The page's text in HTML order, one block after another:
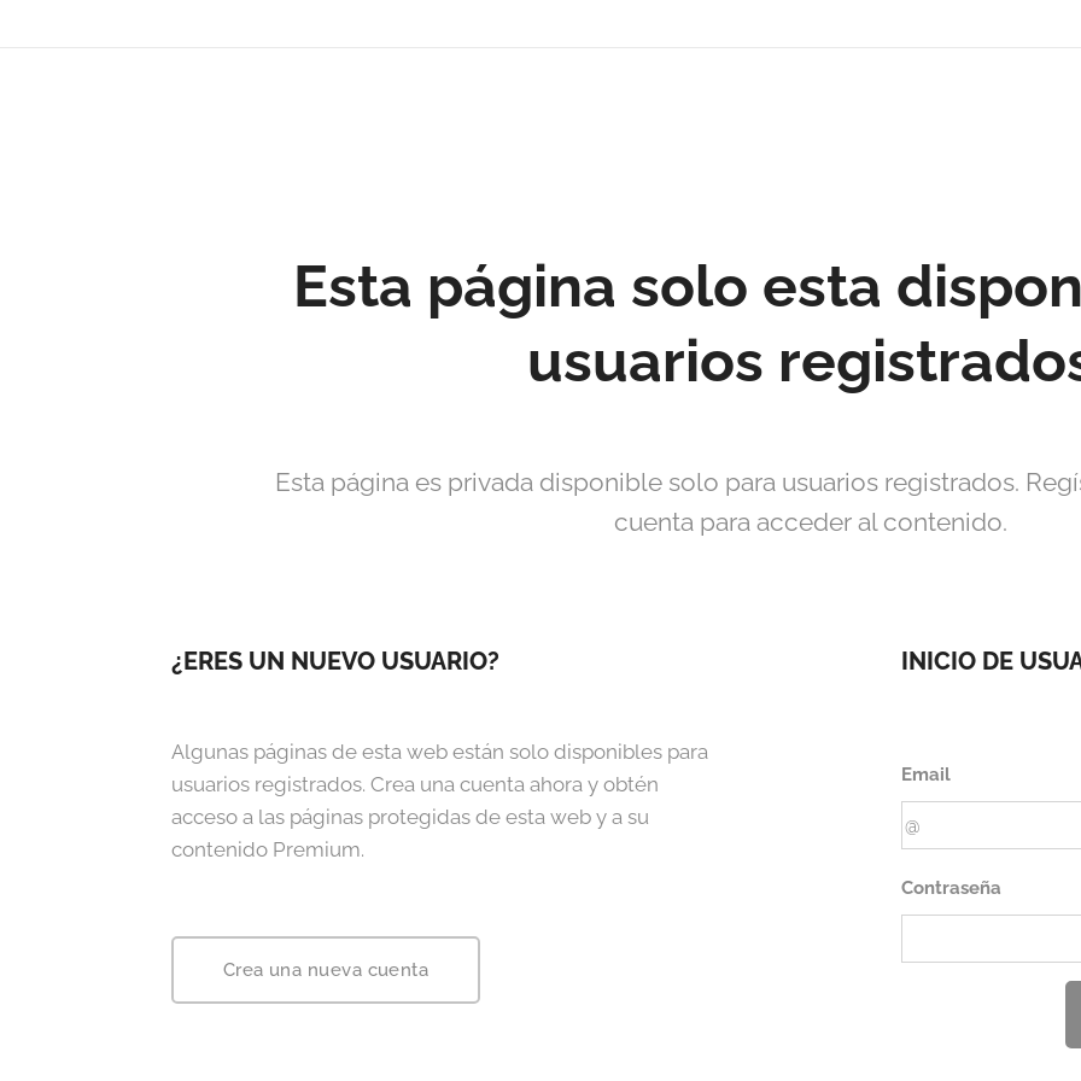
Esta página solo esta
usuarios
Esta página es privada disponible solo para usuarios registrados.
cuenta para acceder al contenido.
¿ERES UN NUEVO USUARIO?
Algunas páginas de esta web están solo disponibles para
usuarios registrados. Crea una cuenta ahora y obtén
acceso a las páginas protegidas de esta web y a su
contenido Premium.
Crea una nueva cuenta
INICIO DE
Email
Contraseña